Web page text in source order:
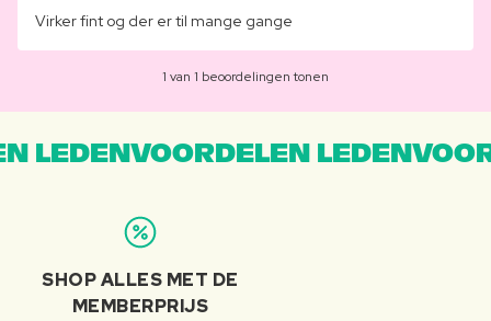
Virker fint og der er til mange gange
1 van 1 beoordelingen tonen
LEDENVOORDELEN
SHOP ALLES MET DE
MEMBERPRIJS